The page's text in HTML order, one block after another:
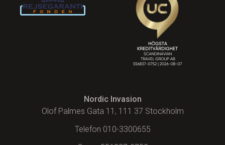
Nordic Invasion
Olof Palmes Gata 11, 111 37 Stockholm
Telefon 010-3300655